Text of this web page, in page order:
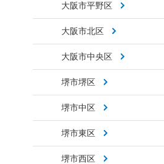
大阪市平野区
大阪市北区
大阪市中央区
堺市堺区
堺市中区
堺市東区
堺市西区